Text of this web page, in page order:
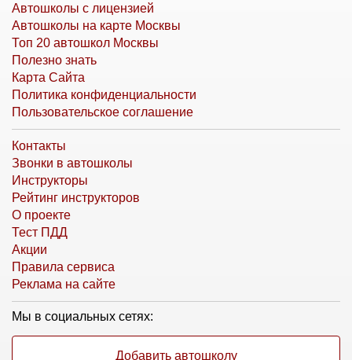
Автошколы с лицензией
Автошколы на карте Москвы
Топ 20 автошкол Москвы
Полезно знать
Карта Сайта
Политика конфиденциальности
Пользовательское соглашение
Контакты
Звонки в автошколы
Инструкторы
Рейтинг инструкторов
О проекте
Тест ПДД
Акции
Правила сервиса
Реклама на сайте
Мы в социальных сетях:
Добавить автошколу